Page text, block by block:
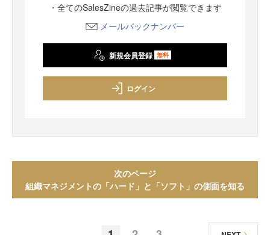
・全てのSalesZineの過去記事が閲覧できます
メールバックナンバー
新規会員登録 無料
ログイン
次のページ
組織マネジメントの「ハード」と「ソフト」の側面を知る